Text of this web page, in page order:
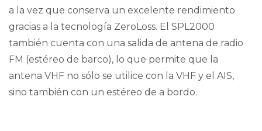
a la vez que conserva un excelente rendimiento
gracias a la tecnología ZeroLoss. El SPL2000
también cuenta con una salida de antena de radio
FM (estéreo de barco), lo que permite que la
antena VHF no sólo se utilice con la VHF y el AIS,
sino también con un estéreo de a bordo.